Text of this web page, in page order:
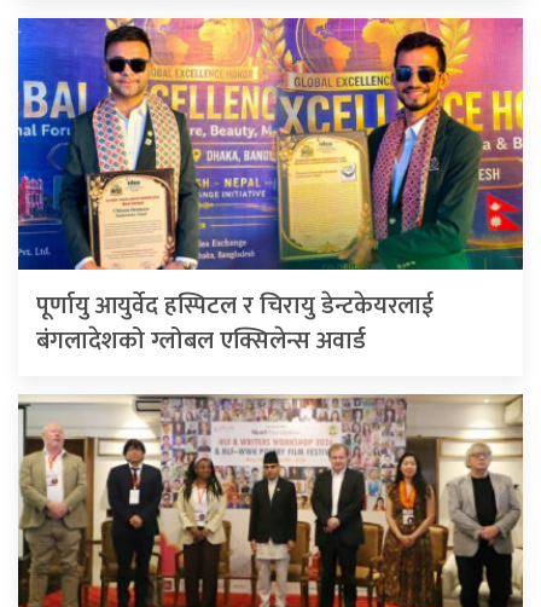
पूर्णायु आयुर्वेद हस्पिटल र चिरायु डेन्टकेयरलाई
बंगलादेशको ग्लोबल एक्सिलेन्स अवार्ड